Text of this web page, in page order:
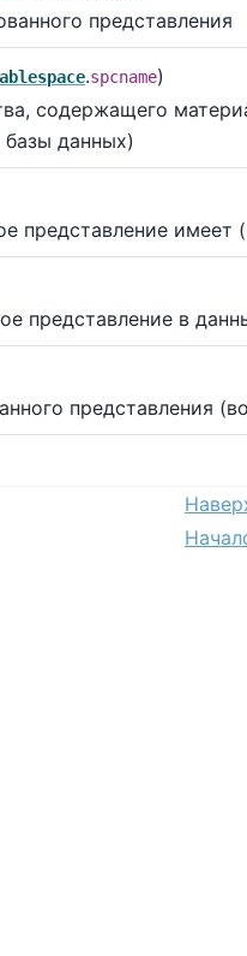
представления
.spcname)
содержащего
данных)
представление
представление в
представления